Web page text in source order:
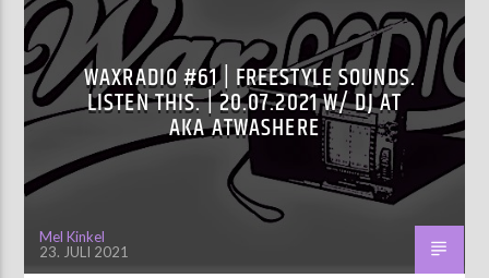
WAXRADIO #61 | FREESTYLE SOUNDS.
LISTEN THIS. | 20.07.2021 W/ DJ AT
AKA ATWASHERE
Mel Kinkel
23. JULI 2021